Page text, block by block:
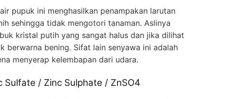
pupuk ini menghasilkan penampakan larutan
sehingga tidak mengotori tanaman. Aslinya
kristal putih yang sangat halus dan jika dilihat
berwarna bening. Sifat lain senyawa ini adalah
menyerap kelembapan dari udara.
Sulfate / Zinc Sulphate / ZnSO4